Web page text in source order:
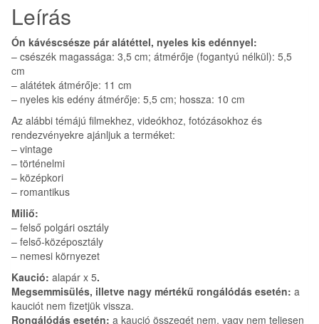
Leírás
Ón kávéscsésze pár alátéttel, nyeles kis edénnyel:
– csészék magassága: 3,5 cm; átmérője (fogantyú nélkül): 5,5
cm
– alátétek átmérője: 11 cm
– nyeles kis edény átmérője: 5,5 cm; hossza: 10 cm
Az alábbi témájú filmekhez, videókhoz, fotózásokhoz és
rendezvényekre ajánljuk a terméket:
– vintage
– történelmi
– középkori
– romantikus
Miliő:
– felső polgári osztály
– felső-középosztály
– nemesi környezet
Kaució: alapár x 5.
Megsemmisülés, illetve nagy mértékű rongálódás esetén: a
kauciót nem fizetjük vissza.
Rongálódás esetén: a kaució összegét nem, vagy nem teljesen